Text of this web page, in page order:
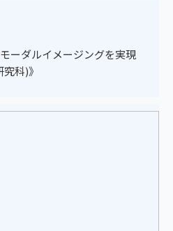
ーダルイメージングを実現
科)》